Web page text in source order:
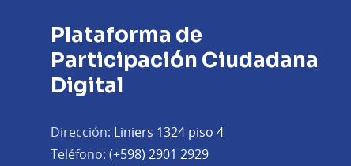
Plataforma de
Participación Ciudadana
Digital
Dirección: Liniers 1324 piso 4
Teléfono: (+598) 2901 2929